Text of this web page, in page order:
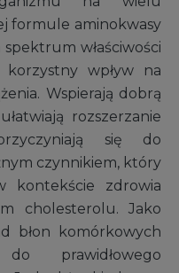
formule aminokwasy
właściwości
wpływ na
Wspierają dobrą
rozszerzanie
się do
czynnikiem, który
zdrowia
cholesterolu. Jako
błon komórkowych
prawidłowego